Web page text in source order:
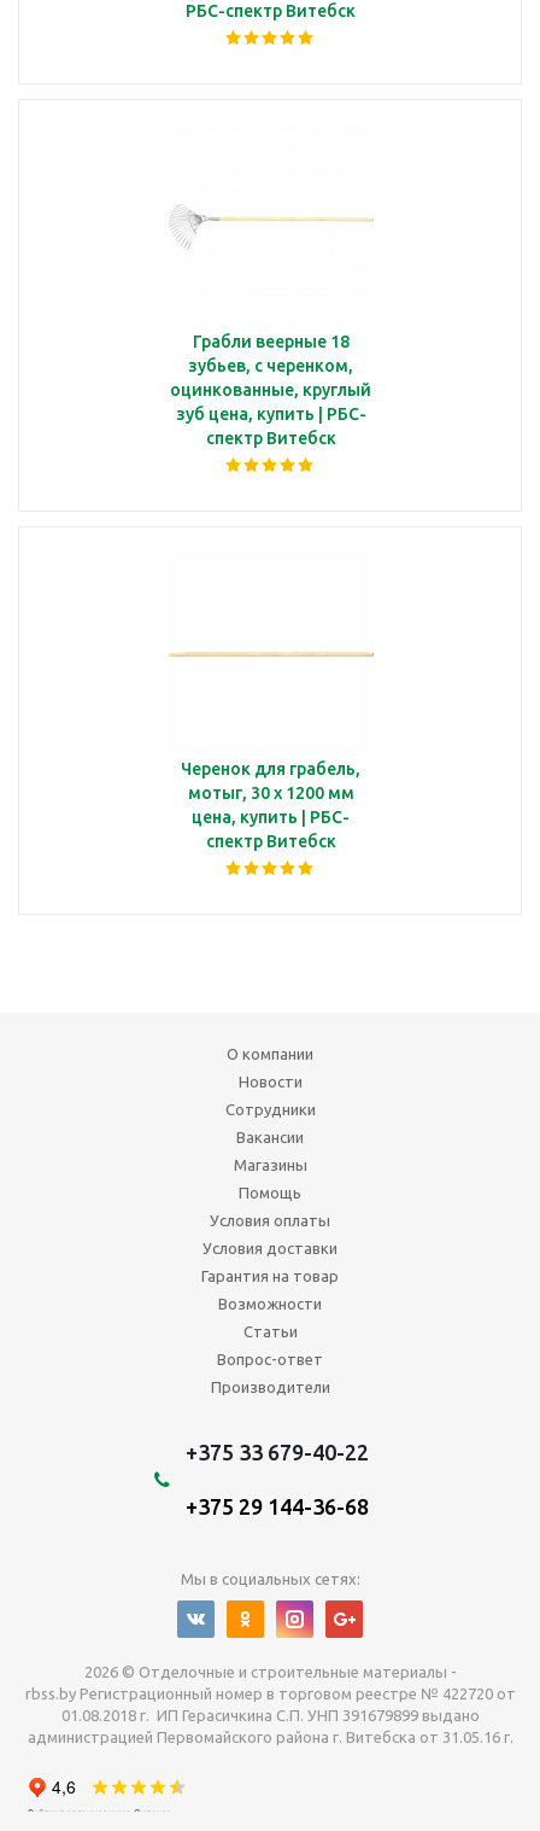
РБС-спектр Витебск
Грабли веерные 18
зубьев, с черенком,
оцинкованные, круглый
зуб цена, купить | РБС-
спектр Витебск
Черенок для грабель,
мотыг, 30 х 1200 мм
цена, купить | РБС-
спектр Витебск
О компании
Новости
Сотрудники
Вакансии
Магазины
Помощь
Условия оплаты
Условия доставки
Гарантия на товар
Возможности
Статьи
Вопрос-ответ
Производители
+375 33 679-40-22
+375 29 144-36-68
Мы в социальных сетях:
2026 © Отделочные и строительные материалы -
rbss.by Регистрационный номер в торговом реестре № 422720 от
01.08.2018 г. ИП Герасичкина С.П. УНП 391679899 выдано
администрацией Первомайского района г. Витебска от 31.05.16 г.